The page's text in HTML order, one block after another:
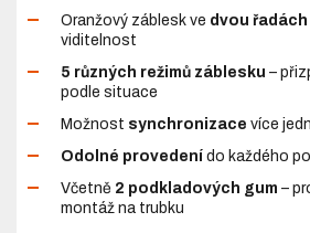
Oranžový záblesk ve dvou řadách
viditelnost
5 různých režimů záblesku –
podle situace
Možnost synchronizace více
Odolné provedení do každého
Včetně 2 podkladových gum –
montáž na trubku